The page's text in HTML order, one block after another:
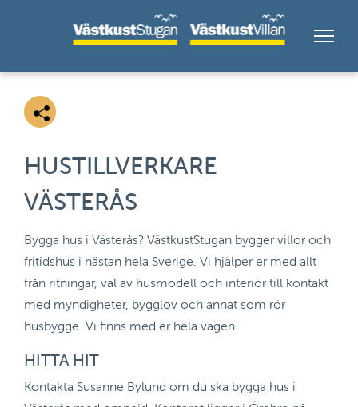
HUSTILLVERKARE
VÄSTERÅS
Bygga hus i Västerås? VästkustStugan bygger villor och
fritidshus i nästan hela Sverige. Vi hjälper er med allt
från ritningar, val av husmodell och interiör till kontakt
med myndigheter, bygglov och annat som rör
husbygge. Vi finns med er hela vägen.
HITTA HIT
Kontakta Susanne Bylund om du ska bygga hus i